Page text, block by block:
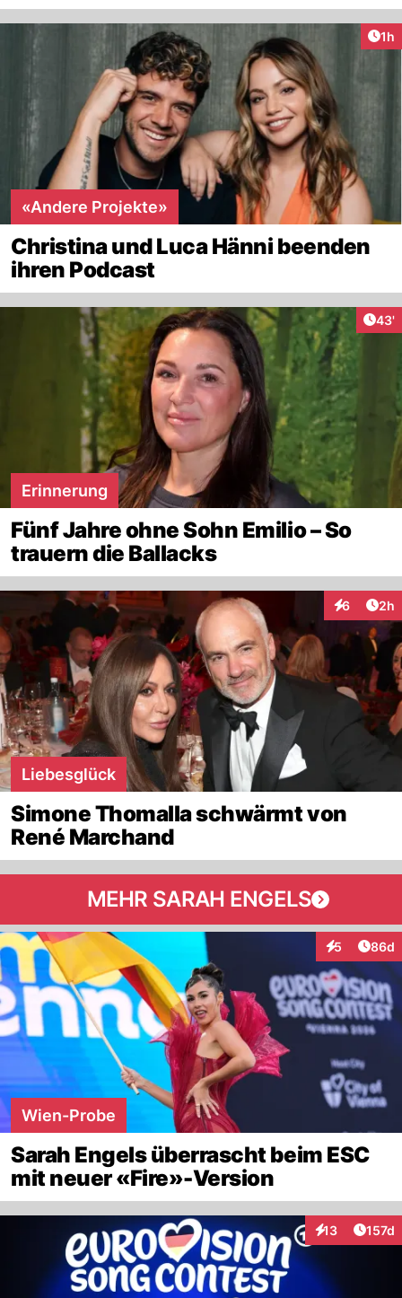
1h
«Andere Projekte»
Christina und Luca Hänni beenden
ihren Podcast
43'
Erinnerung
Fünf Jahre ohne Sohn Emilio – So
trauern die Ballacks
6 2h
Liebesglück
Simone Thomalla schwärmt von
René Marchand
MEHR SARAH ENGELS
5
Interaktionen
86d
Wien-Probe
Sarah Engels überrascht beim ESC
mit neuer «Fire»-Version
13
Interaktionen
157d